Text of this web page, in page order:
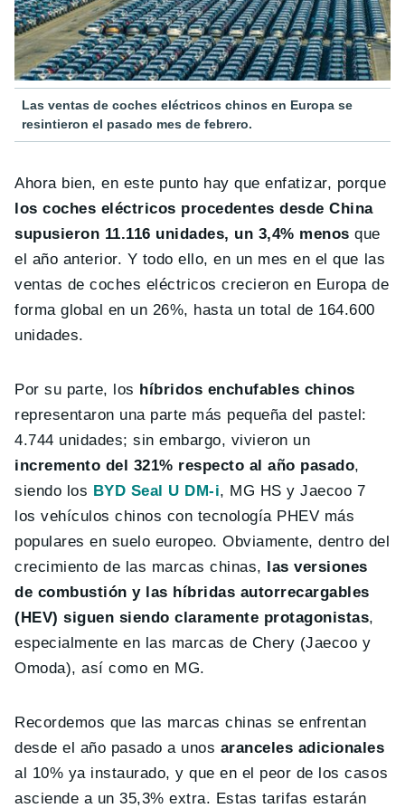
Las ventas de coches eléctricos chinos en Europa se
resintieron el pasado mes de febrero.
Ahora bien, en este punto hay que enfatizar, porque
los coches eléctricos procedentes desde China
supusieron 11.116 unidades, un 3,4% menos que
el año anterior. Y todo ello, en un mes en el que las
ventas de coches eléctricos crecieron en Europa de
forma global en un 26%, hasta un total de 164.600
unidades.
Por su parte, los híbridos enchufables chinos
representaron una parte más pequeña del pastel:
4.744 unidades; sin embargo, vivieron un
incremento del 321% respecto al año pasado,
siendo los BYD Seal U DM-i, MG HS y Jaecoo 7
los vehículos chinos con tecnología PHEV más
populares en suelo europeo. Obviamente, dentro del
crecimiento de las marcas chinas, las versiones
de combustión y las híbridas autorrecargables
(HEV) siguen siendo claramente protagonistas,
especialmente en las marcas de Chery (Jaecoo y
Omoda), así como en MG.
Recordemos que las marcas chinas se enfrentan
desde el año pasado a unos aranceles adicionales
al 10% ya instaurado, y que en el peor de los casos
asciende a un 35,3% extra. Estas tarifas estarán